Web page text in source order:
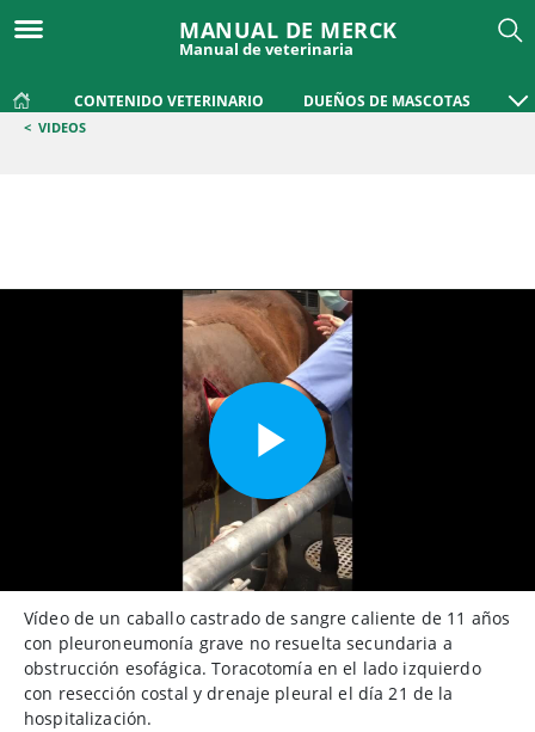
MANUAL DE MERCK
Manual de veterinaria
CONTENIDO VETERINARIO DUEÑOS DE MASCOTAS
< VIDEOS
Vídeo de un caballo castrado de sangre caliente de 11 años
con pleuroneumonía grave no resuelta secundaria a
obstrucción esofágica. Toracotomía en el lado izquierdo
con resección costal y drenaje pleural el día 21 de la
hospitalización.